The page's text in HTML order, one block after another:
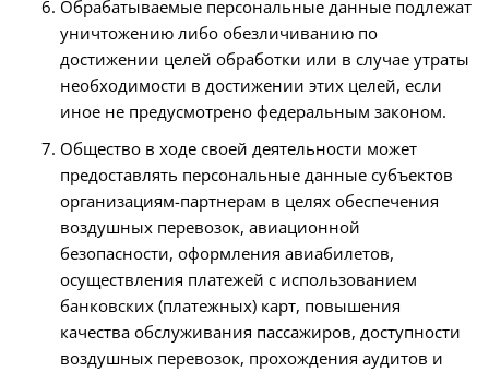
Обрабатываемые персональные данные подлежат
уничтожению либо обезличиванию по
достижении целей обработки или в случае утраты
необходимости в достижении этих целей, если
иное не предусмотрено федеральным законом.
Общество в ходе своей деятельности может
предоставлять персональные данные субъектов
организациям-партнерам в целях обеспечения
воздушных перевозок, авиационной
безопасности, оформления авиабилетов,
осуществления платежей с использованием
банковских (платежных) карт, повышения
качества обслуживания пассажиров, доступности
воздушных перевозок, прохождения аудитов и